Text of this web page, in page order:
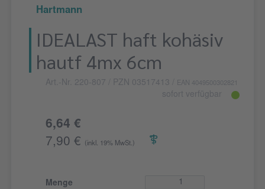
Hartmann
IDEALAST haft kohäsiv
hautf 4mx 6cm
Art.-Nr. 220-807 / PZN 03517413 EAN 4049500302821
sofort verfügbar
6,64 €
7,90 €
(inkl. 19% MwSt.)
Menge